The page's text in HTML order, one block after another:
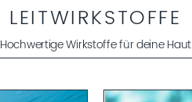
LEITWIRKSTOFFE
Hochwertige Wirkstoffe für deine Haut